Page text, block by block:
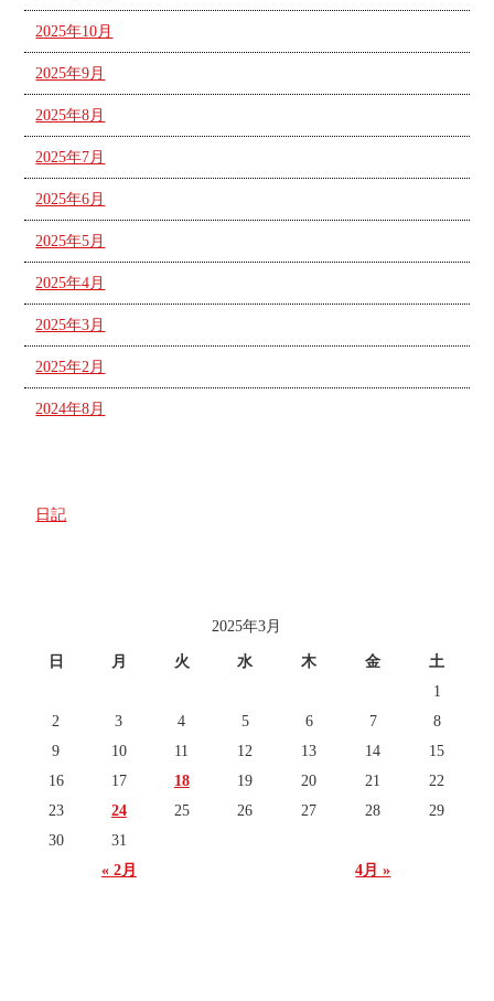
2025年10月
2025年9月
2025年8月
2025年7月
2025年6月
2025年5月
2025年4月
2025年3月
2025年2月
2024年8月
日記
2025年3月
日 月 火 水 木 金 土
« 2月 4月 »
1
2
3 4 5 6 7
8
9
10 11 12 13 14
15
16
17 18 19 20 21
22
23
24 25 26 27 28
29
30
31